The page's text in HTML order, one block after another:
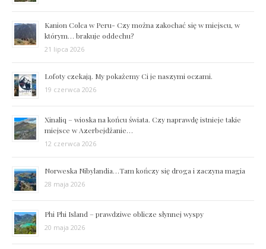
Kanion Colca w Peru- Czy można zakochać się w miejscu, w
którym… brakuje oddechu?
21 lipca 2026
Lofoty czekają. My pokażemy Ci je naszymi oczami.
19 czerwca 2026
Xinaliq – wioska na końcu świata. Czy naprawdę istnieje takie
miejsce w Azerbejdżanie…
12 czerwca 2026
Norweska Nibylandia…Tam kończy się droga i zaczyna magia
28 maja 2026
Phi Phi Island – prawdziwe oblicze słynnej wyspy
20 maja 2026